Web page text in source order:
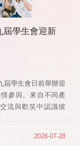
屆學生會迎新
屆學生會日前舉辦迎
參與。來自不同產
流與歡笑中認識彼
何佳安主任蒞臨現
煜偉主任雖人在國
2026-07-28